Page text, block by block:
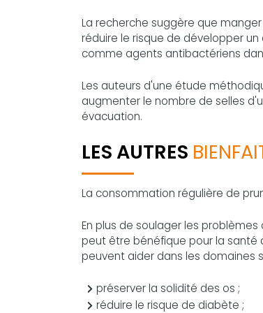
La recherche suggère que
réduire le risque de développer
comme agents antibactériens
Les auteurs d'une étude
augmenter le nombre de selles
évacuation.
LES AUTRES
La consommation régulière de
En plus de soulager les
peut être bénéfique pour la santé
peuvent aider dans les domaines
préserver la solidité des os ;
réduire le risque de diabète ;